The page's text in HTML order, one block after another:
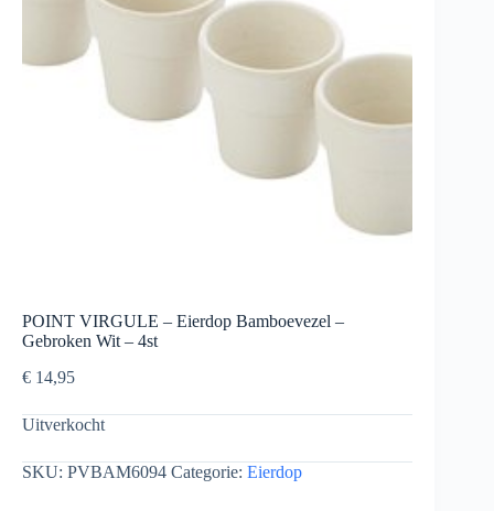
POINT VIRGULE – Eierdop Bamboevezel –
Gebroken Wit – 4st
€ 14,95
Uitverkocht
SKU: PVBAM6094 Categorie: Eierdop